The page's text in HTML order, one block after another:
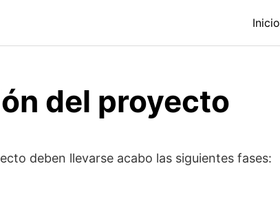
Inicio
del proyecto
deben llevarse acabo las siguientes fases: